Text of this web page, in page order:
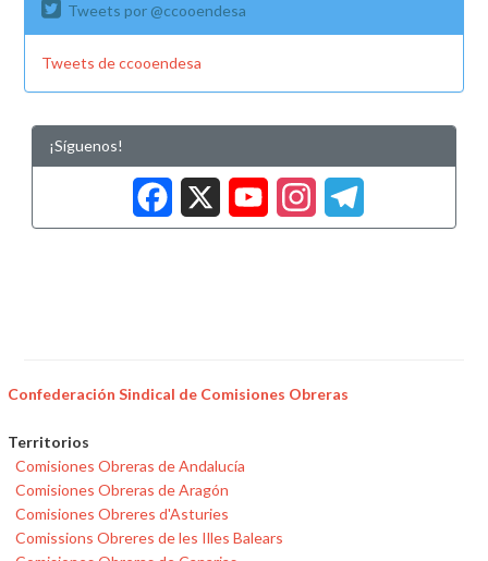
Tweets por @ccooendesa
Tweets de ccooendesa
¡Síguenos!
Facebook
X
Confederación Sindical de Comisiones Obreras
Territorios
Comisiones Obreras de Andalucía
Comisiones Obreras de Aragón
Comisiones Obreres d'Asturies
Comissions Obreres de les Illes Balears